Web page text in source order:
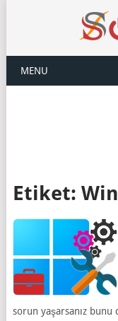
MENU
Etiket:
sorun yaşarsanız bunu